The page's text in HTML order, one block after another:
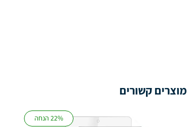
מוצרים קשורים
22% הנחה